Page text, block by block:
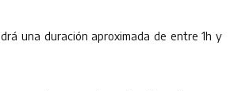
una duración aproximada de entre 1h y